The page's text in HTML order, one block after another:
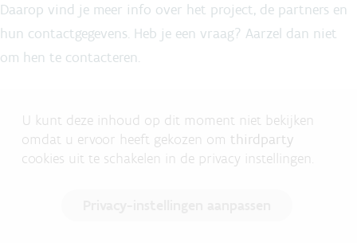
Daarop vind je meer info over het project, de partners en
hun contactgegevens. Heb je een vraag? Aarzel dan niet
om hen te contacteren.
U kunt deze inhoud op dit moment niet bekijken
omdat u ervoor heeft gekozen om thirdparty
cookies uit te schakelen in de privacy instellingen.